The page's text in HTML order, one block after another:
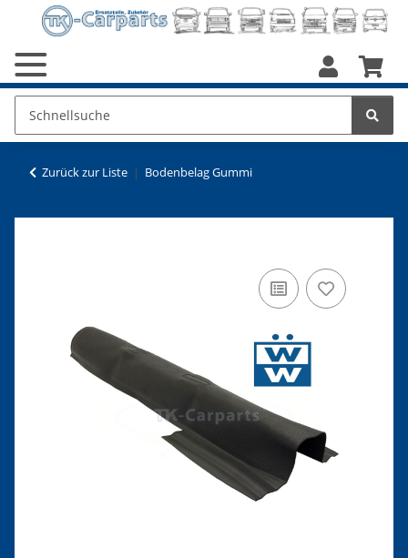
Zurück zur Liste Bodenbelag Gummi